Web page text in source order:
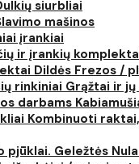
siurbliai
mašinos
įrankiai
ir įrankių
Dildės Frezos /
rinkiniai Grąžtai ir
darbams
Kombinuoti
pjūklai. Geležtės